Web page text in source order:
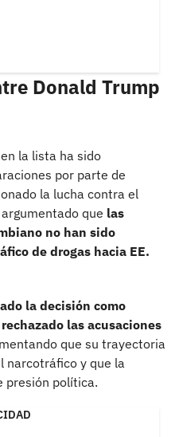
Donald Trump
la lista ha sido
por parte de
la lucha contra el
que las
no han sido
de drogas hacia EE.
la decisión como
las acusaciones
que su trayectoria
narcotráfico y que la
presión política.